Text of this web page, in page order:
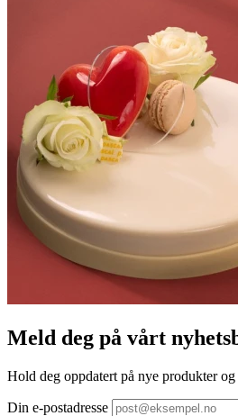
Meld deg på vårt
Hold deg oppdatert på nye produkter og
Din e-postadresse